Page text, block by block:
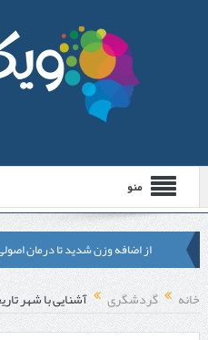
منو
از اضافه وزن شدید تا درمان
لیزر موهای زائد شاتی یا رولی؟
مشهد
خانه گردشگری آشنایی با شهر